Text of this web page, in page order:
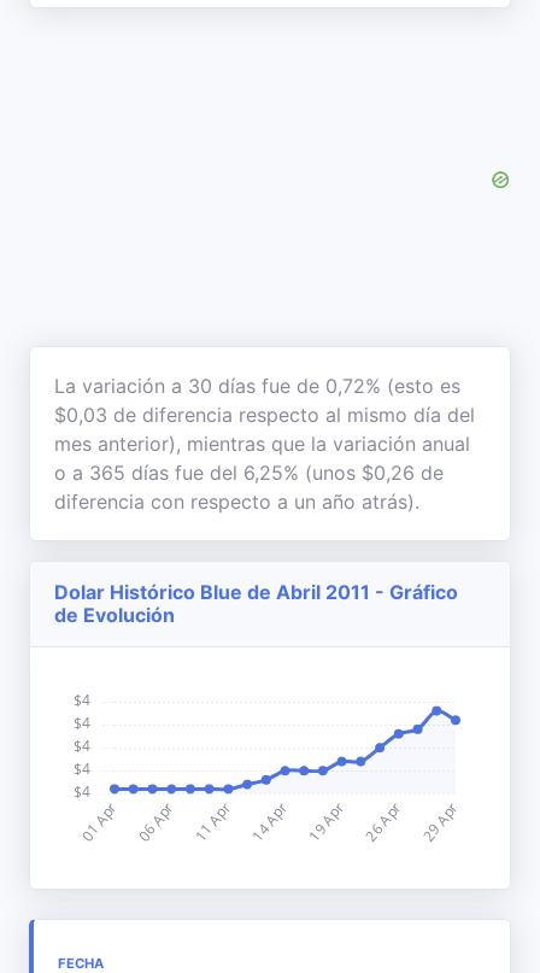
La variación a 30 días fue de 0,72% (esto es
$0,03 de diferencia respecto al mismo día del
mes anterior), mientras que la variación anual
o a 365 días fue del 6,25% (unos $0,26 de
diferencia con respecto a un año atrás).
Dolar Histórico Blue de Abril 2011 - Gráfico
de Evolución
FECHA